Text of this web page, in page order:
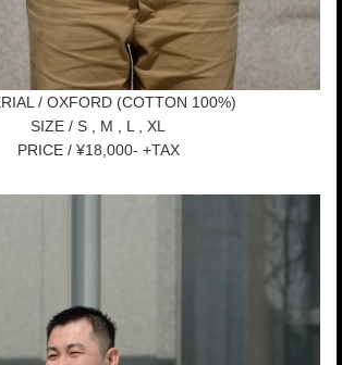
/ OXFORD (COTTON 100%)
SIZE / S , M , L , XL
PRICE / ¥18,000- +TAX